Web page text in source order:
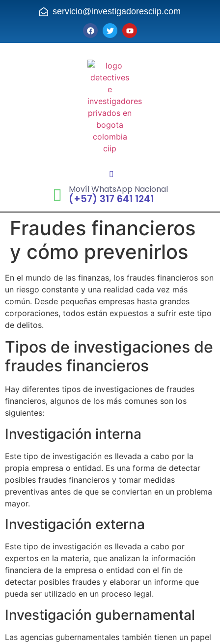
servicio@investigadoresciip.com
Movíl WhatsApp Nacional
(+57) 317 641 1241
Fraudes financieros
y cómo prevenirlos
En el mundo de las finanzas, los fraudes financieros son
un riesgo constante y una realidad cada vez más
común. Desde pequeñas empresas hasta grandes
corporaciones, todos están expuestos a sufrir este tipo
de delitos.
Tipos de investigaciones de
fraudes financieros
Hay diferentes tipos de investigaciones de fraudes
financieros, algunos de los más comunes son los
siguientes:
Investigación interna
Este tipo de investigación es llevada a cabo por la
propia empresa o entidad. Es una forma de detectar
posibles fraudes financieros y tomar medidas
preventivas antes de que se conviertan en un problema
mayor.
Investigación externa
Este tipo de investigación es llevada a cabo por
expertos en la materia, que analizan la información
financiera de la empresa o entidad con el fin de
detectar posibles fraudes y elaborar un informe que
pueda ser utilizado en un proceso legal.
Investigación gubernamental
Las agencias gubernamentales también tienen un papel